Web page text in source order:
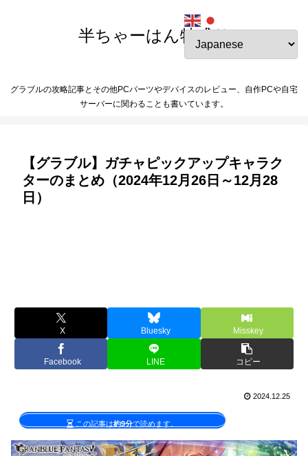
半ちゃーはん特盛り
グラブルの攻略記事とその他PCパーツやデバイスのレビュー、自作PCや自宅
サーバーに関わることも書いています。
【グラブル】ガチャピックアップキャラク
ターのまとめ（2024年12月26日～12月28
日）
X Bluesky Misskey
Facebook LINE コピー
2024.12.25
この記事は約9分で読めます。